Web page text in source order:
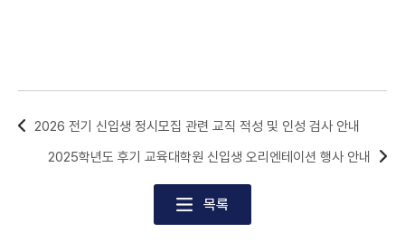
2026 전기 신입생 정시모집 관련 교직 적성 및 인성 검사 안내
목록
2025학년도 후기 교육대학원 신입생 오리엔테이션 행사 안내